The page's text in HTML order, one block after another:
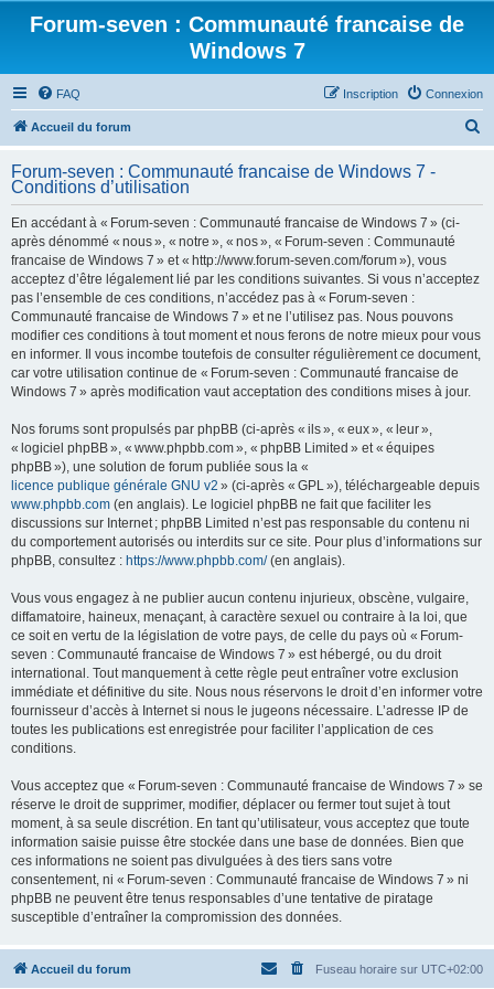
Forum-seven : Communauté francaise de
Windows 7
FAQ Connexion
Inscription
Accueil du forum
h
Forum-seven : Communauté francaise de Windows 7 -
Conditions d’utilisation
En accédant à « Forum-seven : Communauté francaise de Windows 7 » (ci-
après dénommé « nous », « notre », « nos », « Forum-seven : Communauté
francaise de Windows 7 » et « http://www.forum-seven.com/forum »), vous
acceptez d’être légalement lié par les conditions suivantes. Si vous n’acceptez
pas l’ensemble de ces conditions, n’accédez pas à « Forum-seven :
Communauté francaise de Windows 7 » et ne l’utilisez pas. Nous pouvons
modifier ces conditions à tout moment et nous ferons de notre mieux pour vous
en informer. Il vous incombe toutefois de consulter régulièrement ce document,
car votre utilisation continue de « Forum-seven : Communauté francaise de
Windows 7 » après modification vaut acceptation des conditions mises à jour.
Nos forums sont propulsés par phpBB (ci-après « ils », « eux », « leur »,
« logiciel phpBB », « www.phpbb.com », « phpBB Limited » et « équipes
phpBB »), une solution de forum publiée sous la «
licence publique générale GNU v2 » (ci-après « GPL »), téléchargeable depuis
www.phpbb.com (en anglais). Le logiciel phpBB ne fait que faciliter les
discussions sur Internet ; phpBB Limited n’est pas responsable du contenu ni
du comportement autorisés ou interdits sur ce site. Pour plus d’informations sur
phpBB, consultez : https://www.phpbb.com/(en anglais).
Vous vous engagez à ne publier aucun contenu injurieux, obscène, vulgaire,
diffamatoire, haineux, menaçant, à caractère sexuel ou contraire à la loi, que
ce soit en vertu de la législation de votre pays, de celle du pays où « Forum-
seven : Communauté francaise de Windows 7 » est hébergé, ou du droit
international. Tout manquement à cette règle peut entraîner votre exclusion
immédiate et définitive du site. Nous nous réservons le droit d’en informer votre
fournisseur d’accès à Internet si nous le jugeons nécessaire. L’adresse IP de
toutes les publications est enregistrée pour faciliter l’application de ces
conditions.
Vous acceptez que « Forum-seven : Communauté francaise de Windows 7 » se
réserve le droit de supprimer, modifier, déplacer ou fermer tout sujet à tout
moment, à sa seule discrétion. En tant qu’utilisateur, vous acceptez que toute
information saisie puisse être stockée dans une base de données. Bien que
ces informations ne soient pas divulguées à des tiers sans votre
consentement, ni « Forum-seven : Communauté francaise de Windows 7 » ni
phpBB ne peuvent être tenus responsables d’une tentative de piratage
susceptible d’entraîner la compromission des données.
Accueil du forum Fuseau horaire sur UTC+02:00